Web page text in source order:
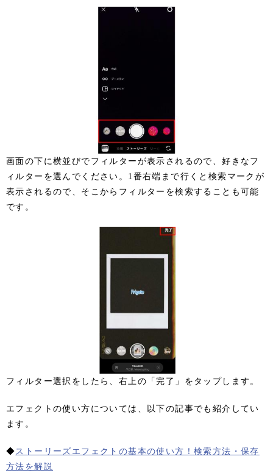
画面の下に横並びでフィルターが表示されるので、好きなフ
ィルターを選んでください。1番右端まで行くと検索マークが
表示されるので、そこからフィルターを検索することも可能
です。
フィルター選択をしたら、右上の「完了」をタップします。
エフェクトの使い方については、以下の記事でも紹介してい
ます。
◆ストーリーズエフェクトの基本の使い方！検索方法・保存
方法を解説